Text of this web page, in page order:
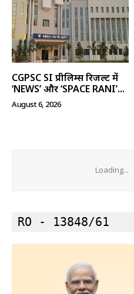
CGPSC SI प्रीलिम्स रिजल्ट में
‘NEWS’ और ‘SPACE RANI’...
August 6, 2026
Loading...
RO - 13848/61